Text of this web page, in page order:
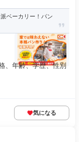
ベーカリー！パン
、年齢、学歴、性別
気になる